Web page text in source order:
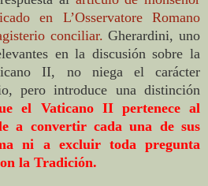
en L’Osservatore Romano
conciliar. Gherardini, uno
en la discusión sobre la
II, no niega el carácter
pero introduce una distinción
el Vaticano II pertenece al
a convertir cada una de sus
ni a excluir toda pregunta
la Tradición.